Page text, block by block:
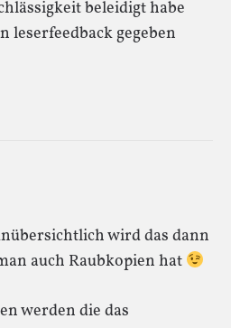
beleidigt habe
leserfeedback gegeben
wird das dann
auch Raubkopien hat
werden die das